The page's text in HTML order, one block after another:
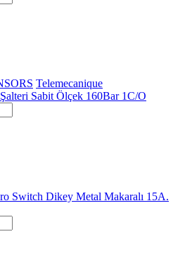
Telemecanique
Sabit Ölçek 160Bar 1C/O
Switch Dikey Metal Makaralı 15A.